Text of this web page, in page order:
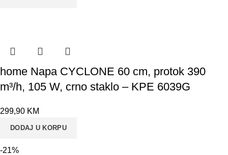
home Napa CYCLONE 60 cm, protok 390
m³/h, 105 W, crno staklo – KPE 6039G
299,90 KM
DODAJ U KORPU
-21%